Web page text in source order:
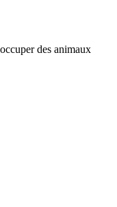
des animaux